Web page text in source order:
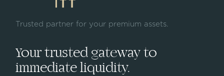
Trusted partner for your premium assets.
Your trusted gateway to
immediate liquidity.